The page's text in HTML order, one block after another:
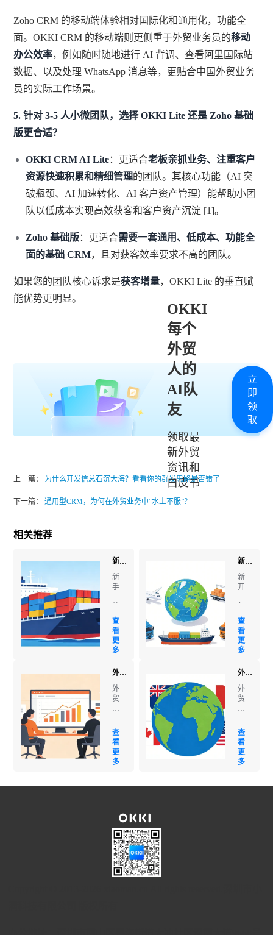
Zoho CRM 的移动端体验相对国际化和通用化，功能全
面。OKKI CRM 的移动端则更侧重于外贸业务员的移动
办公效率，例如随时随地进行 AI 背调、查看阿里国际站
数据、以及处理 WhatsApp 消息等，更贴合中国外贸业务
员的实际工作场景。
5. 针对 3-5 人小微团队，选择 OKKI Lite 还是 Zoho 基础
版更合适？
OKKI CRM AI Lite：更适合老板亲抓业务、注重客户
资源快速积累和精细管理的团队。其核心功能（AI 突
破瓶颈、AI 加速转化、AI 客户资产管理）能帮助小团
队以低成本实现高效获客和客户资产沉淀 [1]。
Zoho 基础版：更适合需要一套通用、低成本、功能全
面的基础 CRM，且对获客效率要求不高的团队。
如果您的团队核心诉求是获客增量，OKKI Lite 的垂直赋
能优势更明显。
OKKI
每个
外贸
人的
AI队
友
领取最
新外贸
资讯和
白皮书
立
即
领
取
上一篇： 为什么开发信总石沉大海？看看你的群发思路是否错了
下一篇： 通用型CRM，为何在外贸业务中“水土不服”？
相关推荐
新手做外贸如何找客户？获客全渠道拆解，小白轻松上手！
新
手
贸
如
何
找
客
获
客
全
渠
道
解
引
言：
我
始
做
外
贸
的。
那
时
查
看
更
多
新开厂怎么找客户？新手也能上手的获客技巧，建议收藏！
新
开
么
找
客
户？
新
也
能
上
手
的
客
技
巧
引
查
看
更
多
外贸获客软件真的有用吗？这些软件可以帮你自动挖掘精准采购商线索！
外
贸
获
软
件
真
的
有
吗？
做
贸
这
几
年，
我
查
看
更
多
外贸开发软件怎么选？3步锁定最适合你的高效获客工具
外
贸
开
软
件
怎
么
选？
锁
查
看
更
多